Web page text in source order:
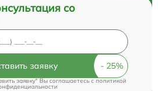
со
заявку
заявку" Вы соглашаетесь cполитикой